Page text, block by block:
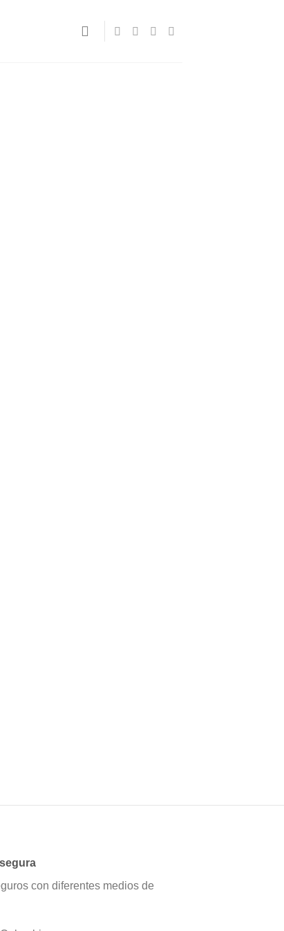
con diferentes medios de